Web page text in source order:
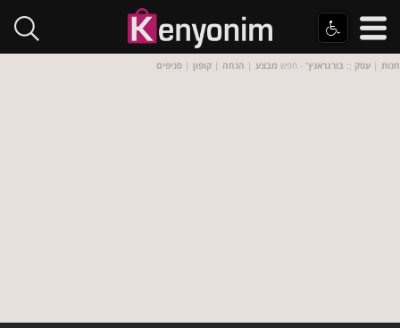
חנות | עסק :: בורגראנץ' - חפש מבצע | הנחה | קופון | סניפים